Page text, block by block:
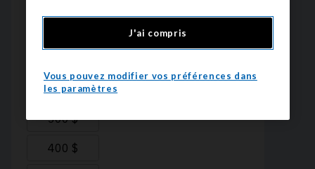
J'ai compris
Vous pouvez modifier vos préférences dans
les paramètres